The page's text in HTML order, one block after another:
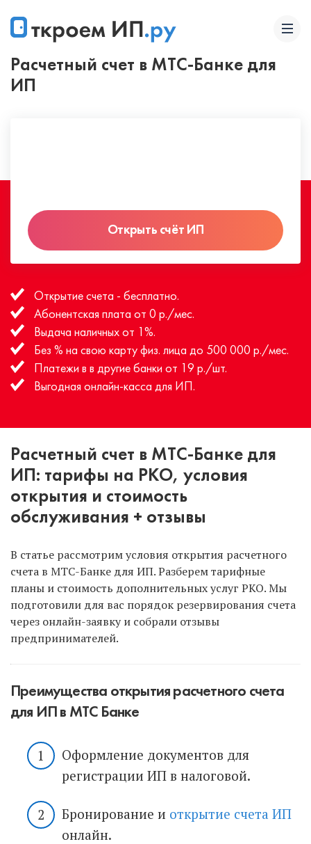
Расчетный счет в МТС-Банке для
ИП
Открыть счёт ИП
Открытие счета - бесплатно.
Абонентская плата от 0 р./мес.
Выдача наличных от 1%.
Без % на свою карту физ. лица до 500 000 р./мес.
Платежи в в другие банки от 19 р./шт.
Выгодная онлайн-касса для ИП.
Расчетный счет в МТС-Банке для
ИП: тарифы на РКО, условия
открытия и стоимость
обслуживания + отзывы
В статье рассмотрим условия открытия расчетного
счета в МТС-Банке для ИП. Разберем тарифные
планы и стоимость дополнительных услуг РКО. Мы
подготовили для вас порядок резервирования счета
через онлайн-заявку и собрали отзывы
предпринимателей.
Преимущества открытия расчетного счета
для ИП в МТС Банке
Оформление документов для
регистрации ИП в налоговой.
Бронирование и открытие счета ИП
онлайн.